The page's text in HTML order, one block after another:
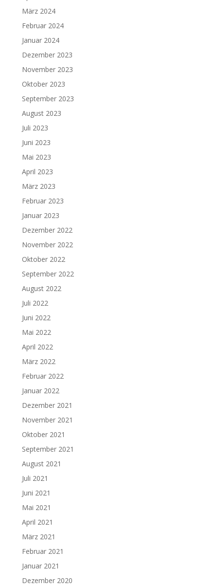
März 2024
Februar 2024
Januar 2024
Dezember 2023
November 2023
Oktober 2023
September 2023
August 2023
Juli 2023
Juni 2023
Mai 2023
April 2023
März 2023
Februar 2023
Januar 2023
Dezember 2022
November 2022
Oktober 2022
September 2022
August 2022
Juli 2022
Juni 2022
Mai 2022
April 2022
März 2022
Februar 2022
Januar 2022
Dezember 2021
November 2021
Oktober 2021
September 2021
August 2021
Juli 2021
Juni 2021
Mai 2021
April 2021
März 2021
Februar 2021
Januar 2021
Dezember 2020